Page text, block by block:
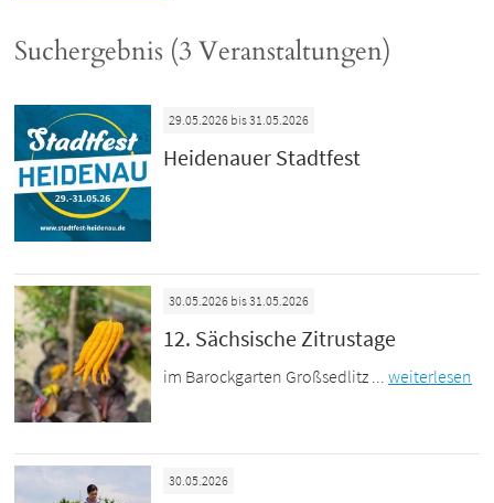
Suchergebnis (3 Veranstaltungen)
29.05.2026 bis 31.05.2026
Heidenauer Stadtfest
30.05.2026 bis 31.05.2026
12. Sächsische Zitrustage
im Barockgarten Großsedlitz ...weiterlesen
30.05.2026